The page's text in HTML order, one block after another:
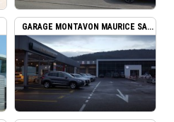
GARAGE MONTAVON MAURICE SA...